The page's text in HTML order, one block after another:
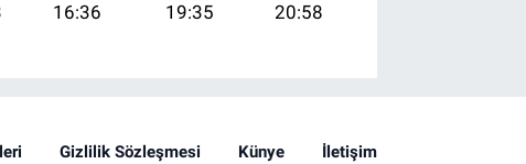
16:36 19:35 20:58
Gizlilik Sözleşmesi Künye İletişim